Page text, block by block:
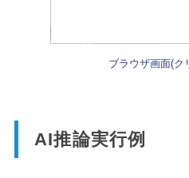
ブラウザ画面(ク
AI推論実行例